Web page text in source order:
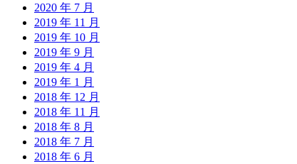
2020 年 7 月
2019 年 11 月
2019 年 10 月
2019 年 9 月
2019 年 4 月
2019 年 1 月
2018 年 12 月
2018 年 11 月
2018 年 8 月
2018 年 7 月
2018 年 6 月